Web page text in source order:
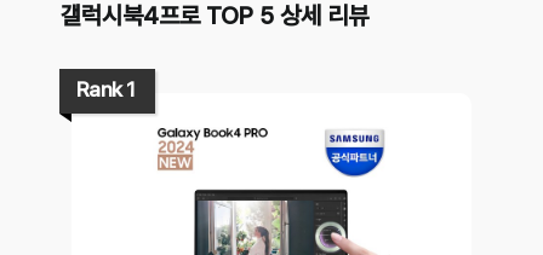
갤럭시북4프로 TOP 5 상세 리뷰
Rank 1